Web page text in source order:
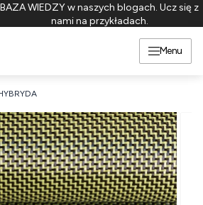
BAZA WIEDZY w naszych blogach. Ucz się z
nami na przykładach.
Menu